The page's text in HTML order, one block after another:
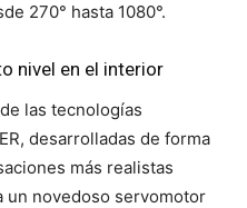
270° hasta 1080°.
nivel en el interior
las tecnologías
desarrolladas de forma
más realistas
un novedoso servomotor